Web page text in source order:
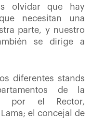
olvidar que hay
necesitan una
parte, y nuestro
se dirige a
diferentes stands
de la
por el Rector,
el concejal de